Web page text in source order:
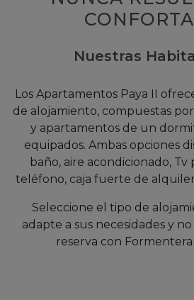
Nuestras
Los Apartamentos Paya II
de alojamiento, compuestas
y apartamentos de un
equipados. Ambas opciones
baño, aire acondicionado, Tv
teléfono, caja fuerte de
Seleccione el tipo de
adapte a sus necesidades y
reserva con Formentera